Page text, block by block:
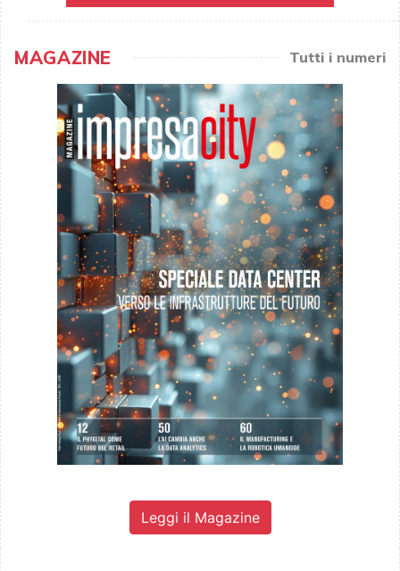
MAGAZINE Tutti i numeri
Leggi il Magazine